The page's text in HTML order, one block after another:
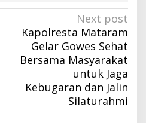
Next post
Kapolresta Mataram
Gelar Gowes Sehat
Bersama Masyarakat
untuk Jaga
Kebugaran dan Jalin
Silaturahmi